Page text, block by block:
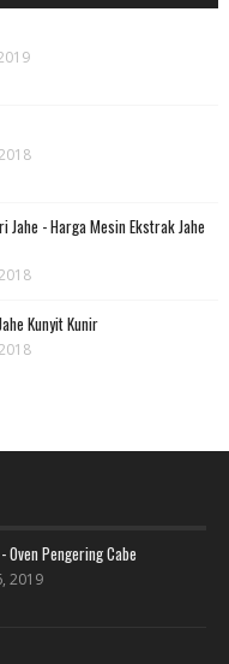
Jahe - Harga Mesin Ekstrak Jahe
Kunyit Kunir
Oven Pengering Cabe
2019